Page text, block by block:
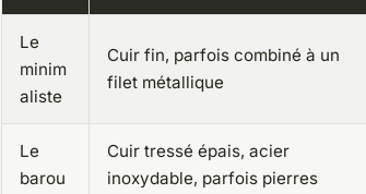
Le
minim
aliste
Cuir fin, parfois combiné à un
filet métallique
Le
barou
Cuir tressé épais, acier
inoxydable, parfois pierres